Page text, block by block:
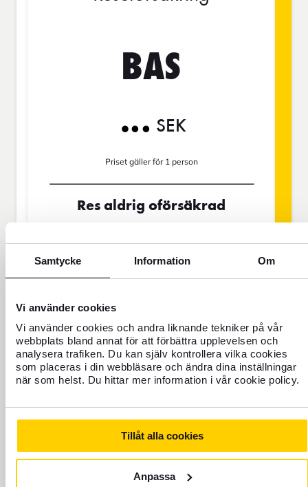
Samtycke Information Om
Vi använder cookies
Vi använder cookies och andra liknande tekniker på vår
webbplats bland annat för att förbättra upplevelsen och
analysera trafiken. Du kan själv kontrollera vilka cookies
som placeras i din webbläsare och ändra dina inställningar
när som helst. Du hittar mer information i vår cookie policy.
Tillåt alla cookies
Anpassa
BAS
SEK
Priset gäller för 1 person
Res aldrig oförsäkrad
ska vara borta mer än 45 dagar.
Lägg i varukorg
Jämför våra olika reseförsäkringar